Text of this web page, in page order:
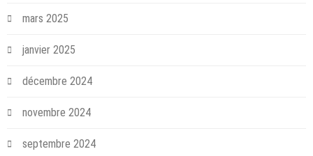
mars 2025
janvier 2025
décembre 2024
novembre 2024
septembre 2024